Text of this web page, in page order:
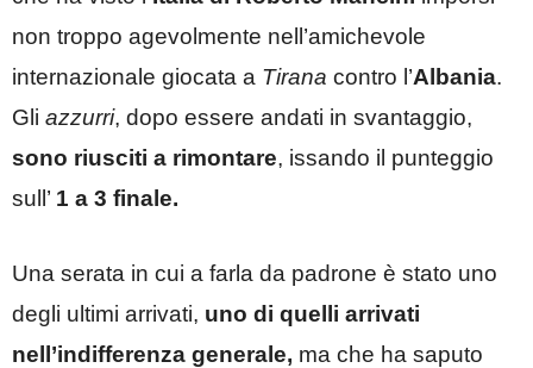
non troppo agevolmente nell’amichevole
internazionale giocata a Tirana contro l’Albania.
Gli azzurri, dopo essere andati in svantaggio,
sono riusciti a rimontare, issando il punteggio
sull’ 1 a 3 finale.
Una serata in cui a farla da padrone è stato uno
degli ultimi arrivati, uno di quelli arrivati
nell’indifferenza generale, ma che ha saputo